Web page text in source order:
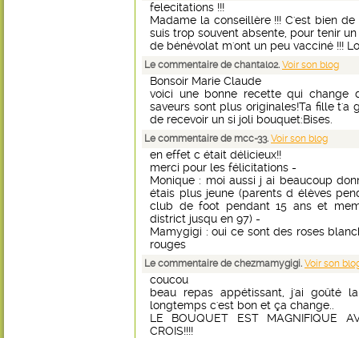
felecitations !!!
Madame la conseillère !!! C'est bien de
suis trop souvent absente, pour tenir
de bénévolat m'ont un peu vacciné !!!
Le commentaire de chantal02. Voir son blog
Bonsoir Marie Claude
voici une bonne recette qui change
saveurs sont plus originales!Ta fille t'a
de recevoir un si joli bouquet:Bises.
Le commentaire de mcc-33. Voir son blog
en effet c était délicieux!!
merci pour les félicitations -
Monique : moi aussi j ai beaucoup
étais plus jeune (parents d élèves
club de foot pendant 15 ans et
district jusqu en 97) -
Mamygigi : oui ce sont des roses
rouges
Le commentaire de chezmamygigi. Voir son
coucou
beau repas appétissant, j'ai goûté
longtemps c'est bon et ça change..
LE BOUQUET EST MAGNIFIQUE
CROIS!!!!